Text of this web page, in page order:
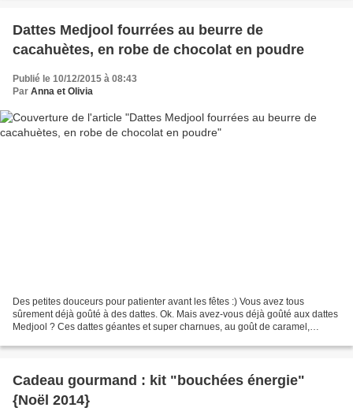
Dattes Medjool fourrées au beurre de
cacahuètes, en robe de chocolat en poudre
Publié le 10/12/2015 à 08:43
Par Anna et Olivia
Des petites douceurs pour patienter avant les fêtes :) Vous avez tous
sûrement déjà goûté à des dattes. Ok. Mais avez-vous déjà goûté aux dattes
Medjool ? Ces dattes géantes et super charnues, au goût de caramel,
Cadeau gourmand : kit "bouchées énergie"
{Noël 2014}